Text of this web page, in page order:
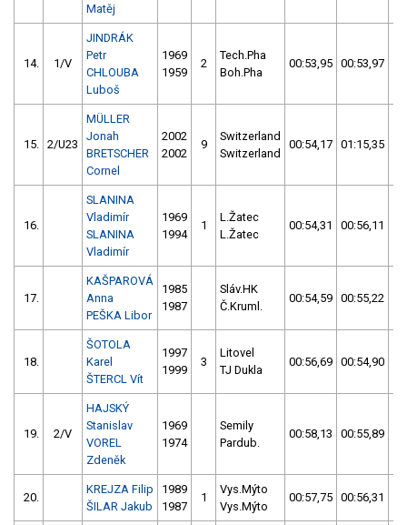
Matěj
14. 1/V
JINDRÁK
Petr
CHLOUBA
Luboš
1969
1959
2
Tech.Pha
Boh.Pha
00:53,95 00:53,97
15. 2/U23
MÜLLER
Jonah
BRETSCHER
Cornel
2002
2002
9
Switzerland
Switzerland
00:54,17 01:15,35
16.
SLANINA
Vladimír
SLANINA
Vladimír
1969
1994
1
L.Žatec
L.Žatec
00:54,31 00:56,11
17.
KAŠPAROVÁ
Anna
PEŠKA Libor
1985
1987
Sláv.HK
Č.Kruml.
00:54,59 00:55,22
18.
ŠOTOLA
Karel
ŠTERCL Vít
1997
1999
3
Litovel
TJ Dukla
00:56,69 00:54,90
19. 2/V
HAJSKÝ
Stanislav
VOREL
Zdeněk
1969
1974
Semily
Pardub.
00:58,13 00:55,89
20.
KREJZA Filip
ŠILAR Jakub
1989
1987
1
Vys.Mýto
Vys.Mýto
00:57,75 00:56,31